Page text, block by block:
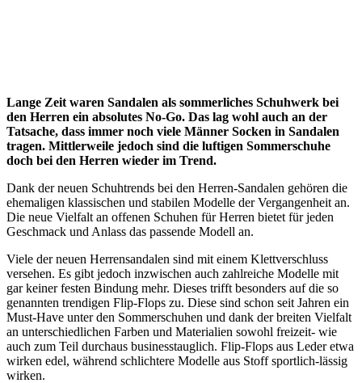
Lange Zeit waren Sandalen als sommerliches Schuhwerk bei
den Herren ein absolutes No-Go. Das lag wohl auch an der
Tatsache, dass immer noch viele Männer Socken in Sandalen
tragen. Mittlerweile jedoch sind die luftigen Sommerschuhe
doch bei den Herren wieder im Trend.
Dank der neuen Schuhtrends bei den Herren-Sandalen gehören die
ehemaligen klassischen und stabilen Modelle der Vergangenheit an.
Die neue Vielfalt an offenen Schuhen für Herren bietet für jeden
Geschmack und Anlass das passende Modell an.
Viele der neuen Herrensandalen sind mit einem Klettverschluss
versehen. Es gibt jedoch inzwischen auch zahlreiche Modelle mit
gar keiner festen Bindung mehr. Dieses trifft besonders auf die so
genannten trendigen Flip-Flops zu. Diese sind schon seit Jahren ein
Must-Have unter den Sommerschuhen und dank der breiten Vielfalt
an unterschiedlichen Farben und Materialien sowohl freizeit- wie
auch zum Teil durchaus businesstauglich. Flip-Flops aus Leder etwa
wirken edel, während schlichtere Modelle aus Stoff sportlich-lässig
wirken.